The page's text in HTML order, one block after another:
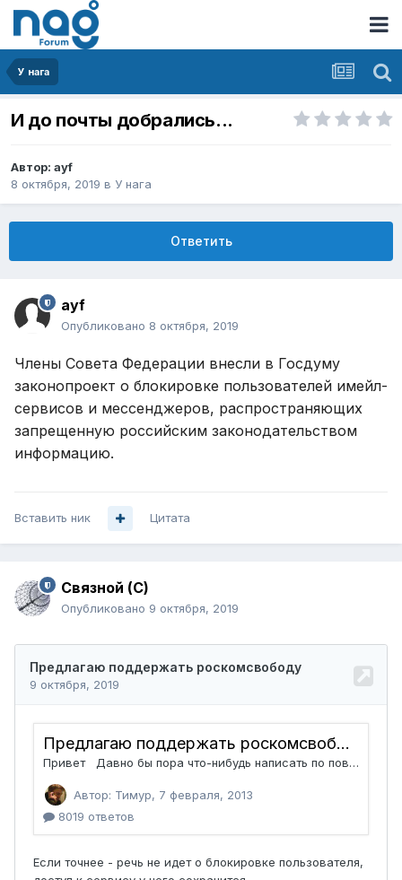
У нага
И до почты добрались...
Автор: ayf
8 октября, 2019 в У нага
Ответить
ayf
Опубликовано 8 октября, 2019
Члены Совета Федерации внесли в Госдуму
законопроект о блокировке пользователей имейл-
сервисов и мессенджеров, распространяющих
запрещенную российским законодательством
информацию.
Вставить ник Цитата
Связной (С)
Опубликовано 9 октября, 2019